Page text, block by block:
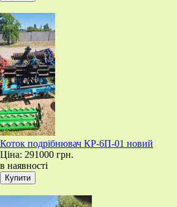
​Коток подрібнювач КР-6П-01 новий
Ціна: 291000 грн.
в наявності